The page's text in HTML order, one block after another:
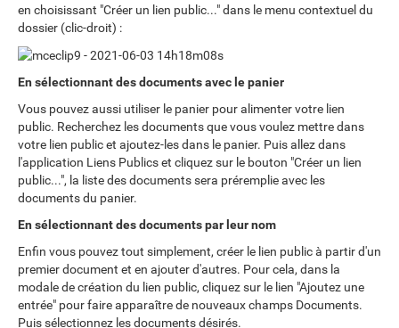
en choisissant "Créer un lien public..." dans le menu contextuel du
dossier (clic-droit) :
En sélectionnant des documents avec le panier
Vous pouvez aussi utiliser le panier pour alimenter votre lien
public. Recherchez les documents que vous voulez mettre dans
votre lien public et ajoutez-les dans le panier. Puis allez dans
l'application Liens Publics et cliquez sur le bouton "Créer un lien
public...", la liste des documents sera préremplie avec les
documents du panier.
En sélectionnant des documents par leur nom
Enfin vous pouvez tout simplement, créer le lien public à partir d'un
premier document et en ajouter d'autres. Pour cela, dans la
modale de création du lien public, cliquez sur le lien "Ajoutez une
entrée" pour faire apparaître de nouveaux champs Documents.
Puis sélectionnez les documents désirés.